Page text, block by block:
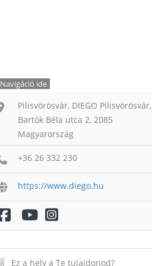
Navigáció ide
Pilisvörösvár, DIEGO Pilisvörösvár,
Bartók Béla utca 2, 2085
Magyarország
+36 26 332 230
https://www.diego.hu
Ez a hely a Te tulajdonod?